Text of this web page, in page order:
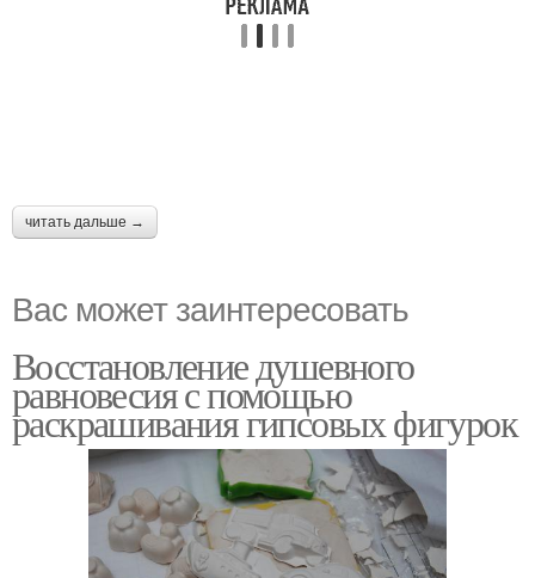
читать дальше →
Вас может заинтересовать
Восстановление душевного
равновесия с помощью
раскрашивания гипсовых фигурок